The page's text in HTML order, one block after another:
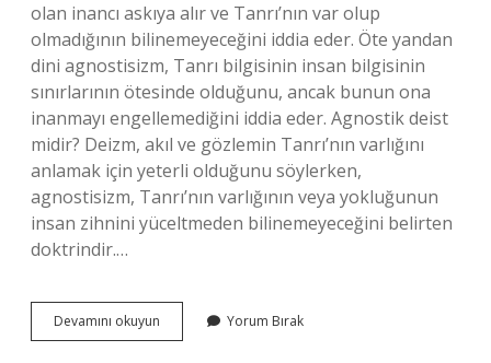
olan inancı askıya alır ve Tanrı’nın var olup
olmadığının bilinemeyeceğini iddia eder. Öte yandan
dini agnostisizm, Tanrı bilgisinin insan bilgisinin
sınırlarının ötesinde olduğunu, ancak bunun ona
inanmayı engellemediğini iddia eder. Agnostik deist
midir? Deizm, akıl ve gözlemin Tanrı’nın varlığını
anlamak için yeterli olduğunu söylerken,
agnostisizm, Tanrı’nın varlığının veya yokluğunun
insan zihnini yüceltmeden bilinemeyeceğini belirten
doktrindir.…
Devamını okuyun Agnostik
Bir
Yorum Bırak